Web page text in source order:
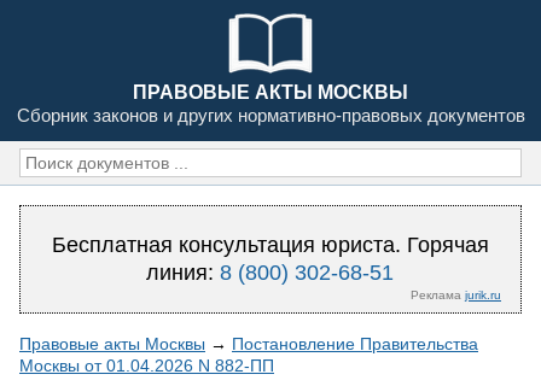
ПРАВОВЫЕ АКТЫ МОСКВЫ
Сборник законов и других нормативно-правовых документов
Бесплатная консультация юриста. Горячая
линия:8 (800) 302-68-51
Реклама jurik.ru
Правовые акты Москвы → Постановление Правительства
Москвы от 01.04.2026 N 882-ПП